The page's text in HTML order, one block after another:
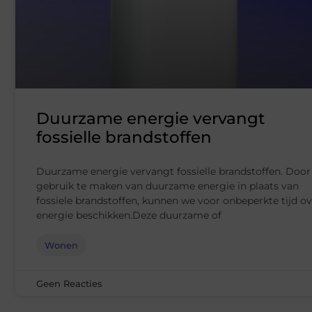
Duurzame energie vervangt
fossielle brandstoffen
Duurzame energie vervangt fossielle brandstoffen. Door
gebruik te maken van duurzame energie in plaats van
fossiele brandstoffen, kunnen we voor onbeperkte tijd
energie beschikken.Deze duurzame of
Wonen
Geen Reacties